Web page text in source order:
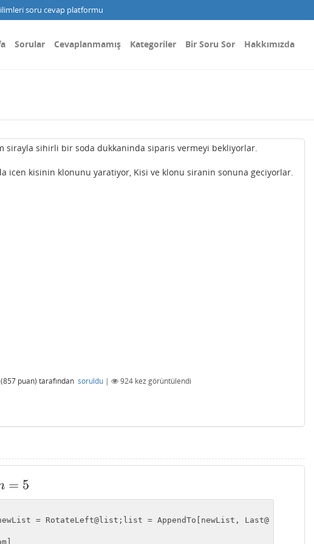
soru cevap platformu
Sorular Cevaplanmamış Kategoriler Bir Soru Sor Hakkımızda
sirayla sihirli bir soda dukkaninda siparis vermeyi bekliyorlar.
icen kisinin klonunu yaratiyor, Kisi ve klonu siranin sonuna geciyorlar.
(857 puan) tarafından soruldu | 924 kez görüntülendi
= 5
= RotateLeft@list;list = AppendTo[newList, Last@